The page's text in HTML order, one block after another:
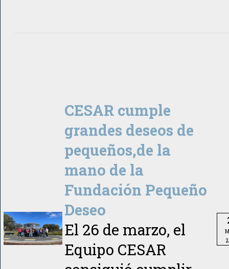
CESAR cumple
grandes deseos de
pequeños,de la
mano de la
Fundación Pequeño
Deseo
El 26 de marzo, el
Equipo CESAR